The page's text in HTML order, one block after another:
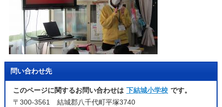
問い合わせ先
このページに関するお問い合わせは 下結城小学校 です。
〒300-3561 結城郡八千代町平塚3740